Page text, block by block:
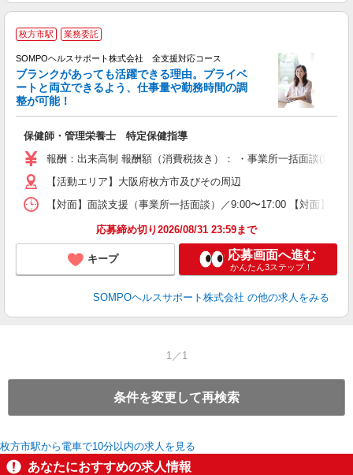
枚方市駅 業務委託
SOMPOヘルスサポート株式会社 全支援対応コース
ブランクがあっても活躍できる理由。プライベ
ートと両立できるよう、仕事量や勤務時間の調
整が可能！
保健師・管理栄養士 特定保健指導
報酬：出来高制 報酬額（消費税抜き）： ・事業所一括面談(対
【活動エリア】大阪府枚方市及びその周辺
【対面】面談支援（事業所一括面談）／9:00〜17:00 【対面】
応募締め切り2026/08/31 23:59まで
キープ 応募画面へ進む
かんたん3ステップ！
SOMPOヘルスサポート株式会社 の他の求人をみる
1／1
条件を変更して再検索
枚方市駅から電車で10分以内の求人を見る
あなたにおすすめの求人情報